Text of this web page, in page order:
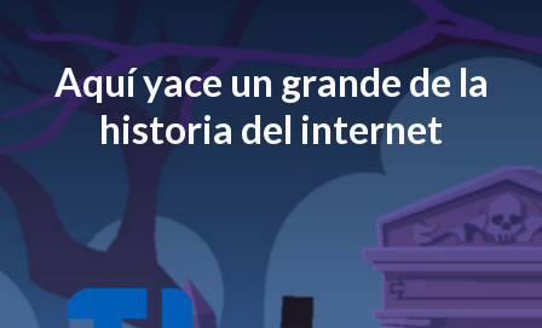
Aquí yace un grande de la
historia del internet